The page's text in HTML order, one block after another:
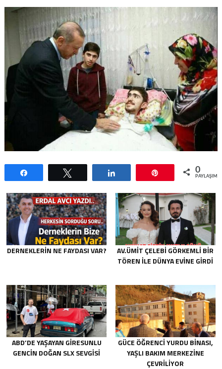
0
DERNEKLERIN NE FAYDASI VAR?
AV.ÜMIT ÇELEBI GÖRKEMLI BIR
TÖREN ILE DÜNYA EVINE GIRDI
ABD’DE YAŞAYAN GIRESUNLU
GENCIN DOĞAN SLX SEVGISI
GÜCE ÖĞRENCI YURDU BINASI,
YAŞLI BAKIM MERKEZINE
ÇEVRILIYOR